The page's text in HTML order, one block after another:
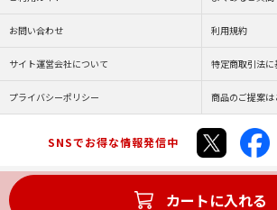
カートに入れる
お問い合わせ 利用規約
サイト運営会社について 特定商取引法
プライバシーポリシー 商品のご提案は
SNSでお得な情報発信中